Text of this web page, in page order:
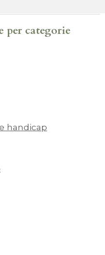
per categorie
handicap